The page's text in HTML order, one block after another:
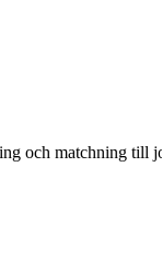
och matchning